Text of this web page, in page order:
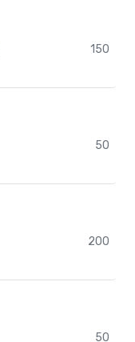
150
50
200
50